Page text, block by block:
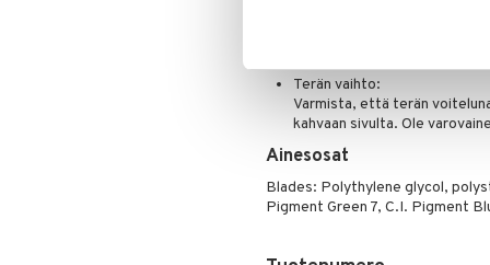
Vaihda terä neljän viikon
Terän vaihto:
Varmista, että terän
kahvaan sivulta. Ole
Ainesosat
Blades: Polythylene glycol,
Pigment Green 7, C.I. Pigment